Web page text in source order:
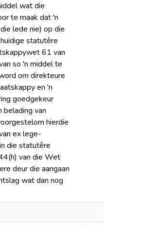
wat die
te maak dat 'n
lede nie) op die
statutêre
61 van
so 'n middel te
om direkteure
en 'n
goedgekeur
belading van
hierdie
ex lege-
die statutêre
van die Wet
deur die aangaan
wat dan nog